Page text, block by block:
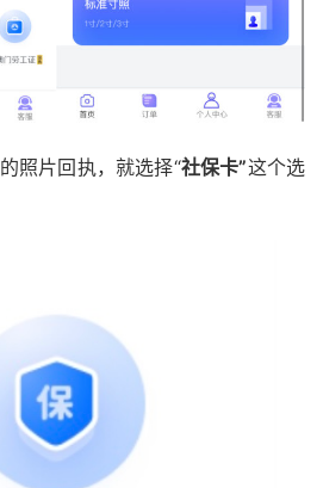
的照片回执，就选择“社保卡”这个选